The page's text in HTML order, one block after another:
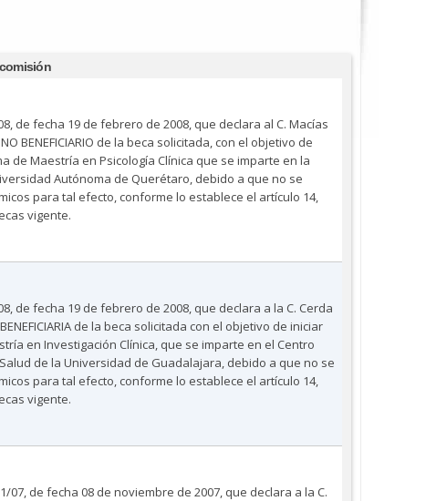
de fecha 19 de febrero de 2008, que declara al C. Macías
BENEFICIARIO de la beca solicitada, con el objetivo de
de Maestría en Psicología Clínica que se imparte en la
Autónoma de Querétaro, debido a que no se
para tal efecto, conforme lo establece el artículo 14,
vigente.
de fecha 19 de febrero de 2008, que declara a la C. Cerda
de la beca solicitada con el objetivo de iniciar
en Investigación Clínica, que se imparte en el Centro
de la Universidad de Guadalajara, debido a que no se
para tal efecto, conforme lo establece el artículo 14,
vigente.
07, de fecha 08 de noviembre de 2007, que declara a la C.